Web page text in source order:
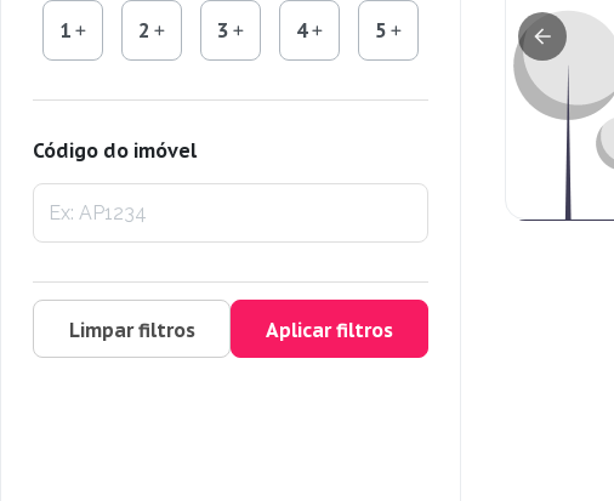
1 2 3 4 5
Código do imóvel
Limpar filtros Aplicar filtros